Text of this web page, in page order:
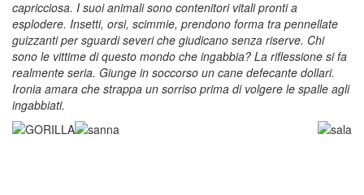
capricciosa. I suoi animali sono contenitori vitali pronti a
esplodere. Insetti, orsi, scimmie, prendono forma tra pennellate
guizzanti per sguardi severi che giudicano senza riserve. Chi
sono le vittime di questo mondo che ingabbia? La riflessione si fa
realmente seria. Giunge in soccorso un cane defecante dollari.
Ironia amara che strappa un sorriso prima di volgere le spalle agli
ingabbiati.